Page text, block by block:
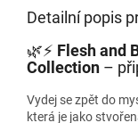
Detailní popis
🌿⚡ Flesh and
Collection –
Vydej se zpět do
která je jako